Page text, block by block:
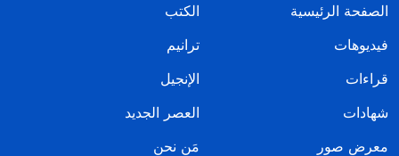
الصفحة الرئيسية
الكتب
فيديوهات
ترانيم
قراءات
الإنجيل
شهادات
العصر الجديد
معرض صور
مَن نحن